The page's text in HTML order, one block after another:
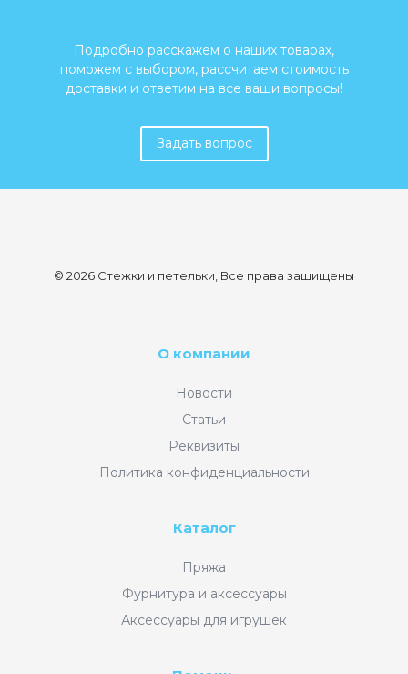
Подробно расскажем о наших товарах,
поможем с выбором, рассчитаем стоимость
доставки и ответим на все ваши вопросы!
Задать вопрос
© 2026 Стежки и петельки, Все права защищены
О компании
Новости
Статьи
Реквизиты
Политика конфиденциальности
Каталог
Пряжа
Фурнитура и аксессуары
Аксессуары для игрушек